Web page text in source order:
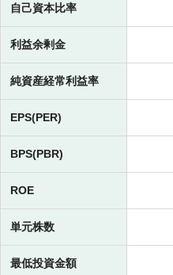
自己資本比率
利益余剰金
純資産経常利益率
EPS(PER)
BPS(PBR)
ROE
単元株数
最低投資金額